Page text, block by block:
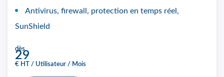
Antivirus, firewall, protection en temps réel,
SunShield
dès
29
€ HT / Utilisateur / Mois